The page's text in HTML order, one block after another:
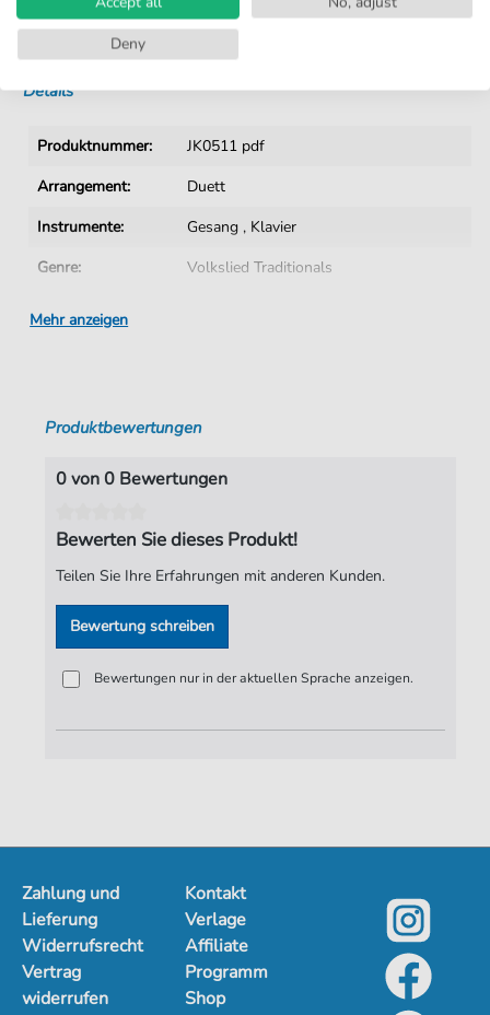
Sofortiger Download nach Kauf
Details
Produktnummer:
JK0511 pdf
Arrangement:
Duett
Instrumente:
Gesang , Klavier
Genre:
Volkslied Traditionals
Duett:
Autoren:
Nägeli
Seiten:
4
Verlag:
Jürgen Knuth
Mehr anzeigen
Produktbewertungen
0 von 0 Bewertungen
Bewerten Sie dieses Produkt!
Teilen Sie Ihre Erfahrungen mit anderen Kunden.
Bewertung schreiben
Bewertungen nur in der aktuellen Sprache anzeigen.
Zahlung und
Lieferung
Widerrufsrecht
Vertrag
widerrufen
Kontakt
Verlage
Affiliate
Programm
Shop
Deny